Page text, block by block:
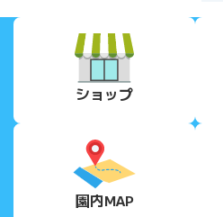
ショップ
園内MAP